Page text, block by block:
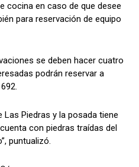
cocina en caso de que desee
para reservación de equipo
se deben hacer cuatro
podrán reservar a
Las Piedras y la posada tiene
con piedras traídas del
puntualizó.